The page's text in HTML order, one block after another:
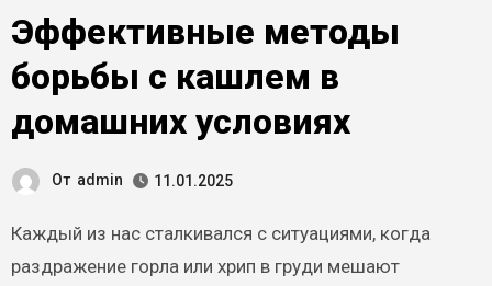
Эффективные методы
борьбы с кашлем в
домашних условиях
От admin 11.01.2025
Каждый из нас сталкивался с ситуациями, когда
раздражение горла или хрип в груди мешают